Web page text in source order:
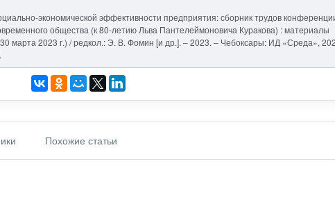
экономической эффективности предприятия: сборник трудов
общества (к 80-летию Льва Пантелеймоновича Куракова) : материалы
марта 2023 г.) / редкол.: Э. В. Фомин [и др.]. – 2023. – Чебоксары: ИД «Среда»,
Похожие статьи